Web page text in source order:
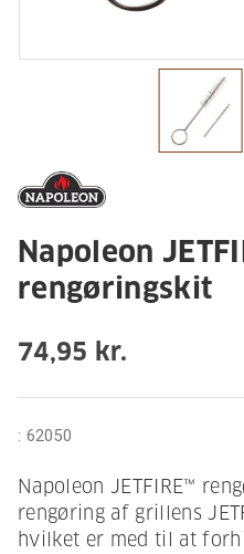
Napoleon
rengøringskit
74,95 kr.
: 62050
Napoleon JETFIRE™
rengøring af grillens
hvilket er med til at